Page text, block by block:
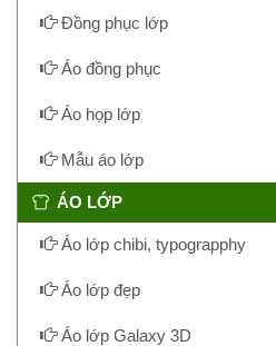
Đồng phục lớp
Áo đồng phục
Áo họp lớp
Mẫu áo lớp
ÁO LỚP
Áo lớp chibi, typograpphy
Áo lớp đẹp
Áo lớp Galaxy 3D